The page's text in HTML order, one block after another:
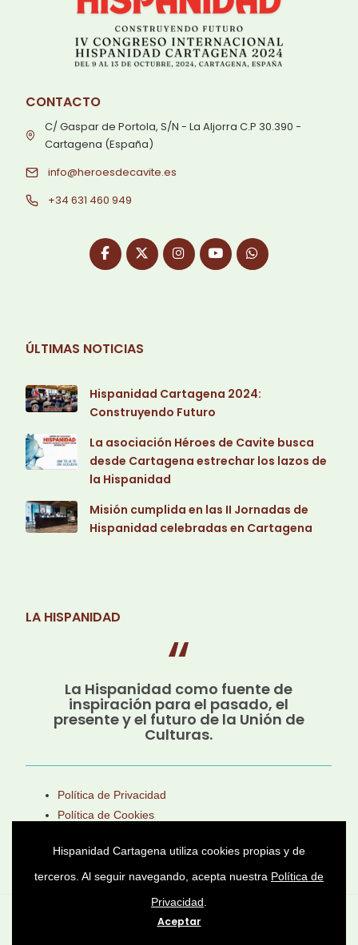
CONTACTO
C/ Gaspar de Portola, S/N - La Aljorra C.P 30.390 -
Cartagena (España)
info@heroesdecavite.es
+34 631 460 949
ÚLTIMAS NOTICIAS
Hispanidad Cartagena 2024:
Construyendo Futuro
La asociación Héroes de Cavite busca
desde Cartagena estrechar los lazos de
la Hispanidad
Misión cumplida en las II Jornadas de
Hispanidad celebradas en Cartagena
LA HISPANIDAD
La Hispanidad como fuente de
inspiración para el pasado, el
presente y el futuro de la Unión de
Culturas.
Política de Privacidad
Política de Cookies
Asociación Cultural Héroes de Cavite © 2025 -
Hispanidad Cartagena utiliza cookies propias y de
terceros. Al seguir navegando, acepta nuestra Política de
Privacidad
Aceptar